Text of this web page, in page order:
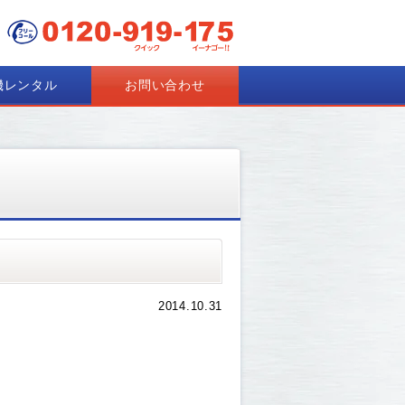
レンタル お問い合わせ
2014.10.31